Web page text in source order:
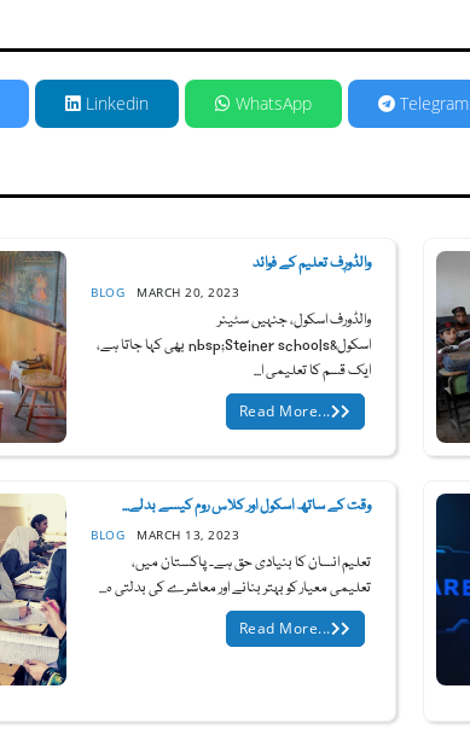
Linkedin WhatsApp Telegram
والڈورٖف تعلیم کے فوائد
BLOG MARCH 20, 2023
والڈورف اسکول، جنہیں سٹینر
اسکول&nbsp;Steiner schools بھی کہا جاتا ہے،
ایک قسم کا تعلیمی ا...
Read More...
وقت کے ساتھ اسکول اور کلاس روم کیسے بدلے...
BLOG MARCH 13, 2023
تعلیم انسان کا بنیادی حق ہے۔ پاکستان میں،
تعلیمی معیار کو بہتر بنانے اور معاشرے کی بدلتی ہ...
Read More...